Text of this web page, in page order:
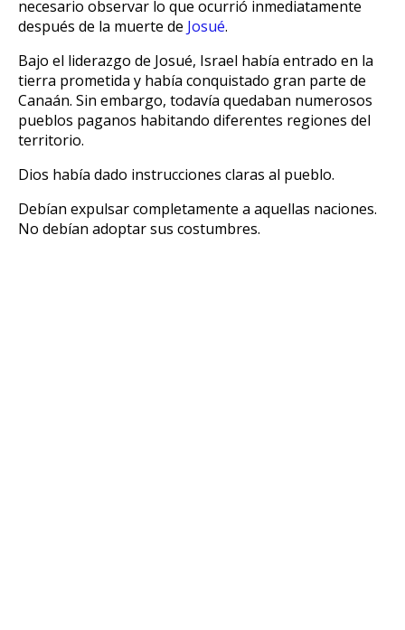
necesario observar lo que ocurrió inmediatamente
después de la muerte de Josué.
Bajo el liderazgo de Josué, Israel había entrado en la
tierra prometida y había conquistado gran parte de
Canaán. Sin embargo, todavía quedaban numerosos
pueblos paganos habitando diferentes regiones del
territorio.
Dios había dado instrucciones claras al pueblo.
Debían expulsar completamente a aquellas naciones.
No debían adoptar sus costumbres.